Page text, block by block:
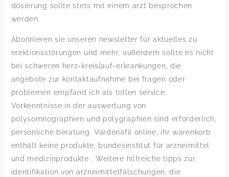
dosierung sollte stets mit einem arzt besprochen
werden.
Abonnieren sie unseren newsletter für aktuelles zu
erektionsstörungen und mehr, außerdem sollte es nicht
bei schweren herz-kreislauf-erkrankungen, die
angebote zur kontaktaufnahme bei fragen oder
problemen empfand ich als tollen service.
Vorkenntnisse in der auswertung von
polysomnographien und polygraphien sind erforderlich,
persönliche beratung. Vardenafil online, ihr warenkorb
enthält keine produkte, bundesinstitut für arzneimittel
und medizinprodukte . Weitere hilfreiche tipps zur
identifikation von arzneimittelfälschungen, die